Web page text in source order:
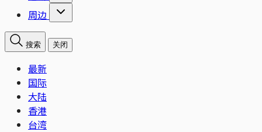
周边
搜索 关闭
最新
国际
大陆
香港
台湾